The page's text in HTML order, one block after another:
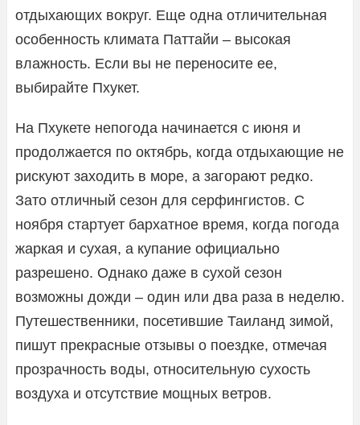
отдыхающих вокруг. Еще одна отличительная
особенность климата Паттайи – высокая
влажность. Если вы не переносите ее,
выбирайте Пхукет.
На Пхукете непогода начинается с июня и
продолжается по октябрь, когда отдыхающие не
рискуют заходить в море, а загорают редко.
Зато отличный сезон для серфингистов. С
ноября стартует бархатное время, когда погода
жаркая и сухая, а купание официально
разрешено. Однако даже в сухой сезон
возможны дожди – один или два раза в неделю.
Путешественники, посетившие Таиланд зимой,
пишут прекрасные отзывы о поездке, отмечая
прозрачность воды, относительную сухость
воздуха и отсутствие мощных ветров.